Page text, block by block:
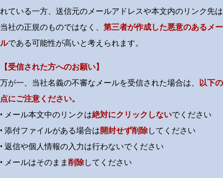
れている一方、送信元のメールアドレスや本文内のリンク先は
当社の正規のものではなく、 第三者が作成した悪意のあるメー
ルである可能性が高いと考えられます。
【受信された方へのお願い】
万が一、当社名義の不審なメールを受信された場合は、 以下の
点にご注意ください。
• メール本文中のリンクは絶対にクリックしないでください
• 添付ファイルがある場合は開封せず削除してください
• 返信や個人情報の入力は行わないでください
• メールはそのまま 削除してください